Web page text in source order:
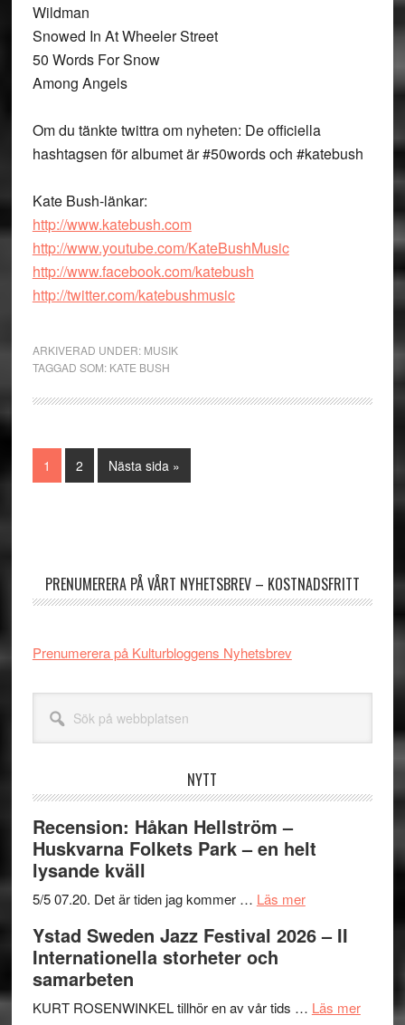
Wildman
Snowed In At Wheeler Street
50 Words For Snow
Among Angels
Om du tänkte twittra om nyheten: De officiella
hashtagsen för albumet är #50words och #katebush
Kate Bush-länkar:
http://www.katebush.com
http://www.youtube.com/KateBushMusic
http://www.facebook.com/katebush
http://twitter.com/katebushmusic
ARKIVERAD UNDER: MUSIK
TAGGAD SOM: KATE BUSH
Sida
1 Sida
2
Go
to
Nästa sida »
PRENUMERERA PÅ VÅRT NYHETSBREV – KOSTNADSFRITT
Prenumerera på Kulturbloggens Nyhetsbrev
webbplatsen
NYTT
Recension: Håkan Hellström –
Huskvarna Folkets Park – en helt
lysande kväll
5/5 07.20. Det är tiden jag kommer … Läs merom
Håkan
Huskvarna
Ystad Sweden Jazz Festival 2026 – II
Internationella storheter och
samarbeten
KURT ROSENWINKEL tillhör en av vår tids … Läs merom